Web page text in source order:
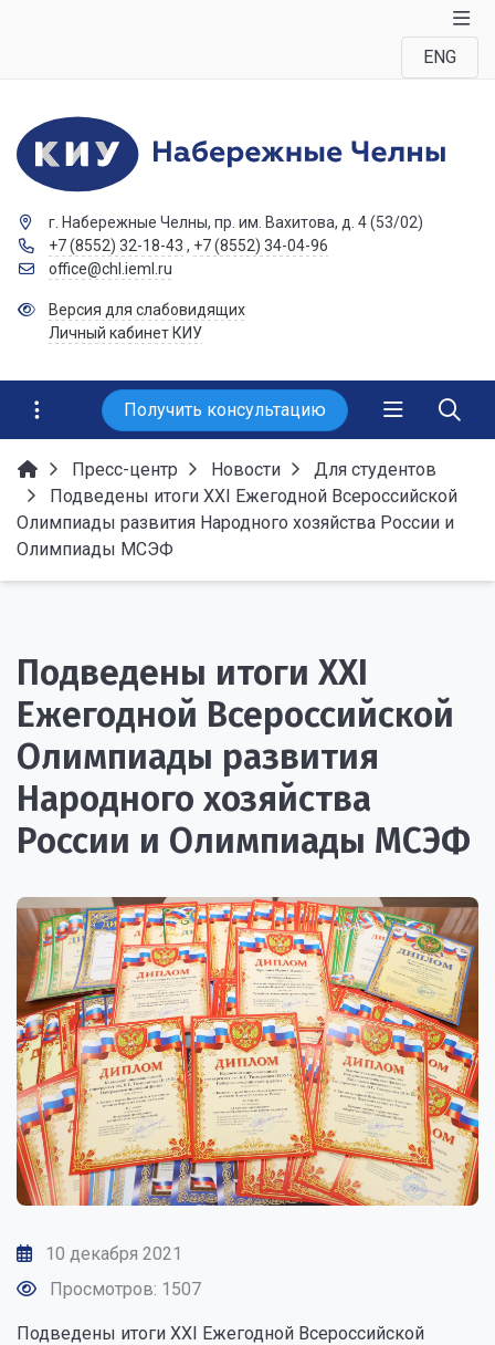
ENG
г. Набережные Челны, пр. им. Вахитова, д. 4 (53/02)
+7 (8552) 32-18-43 , +7 (8552) 34-04-96
office@chl.ieml.ru
Версия для слабовидящих
Личный кабинет КИУ
Получить консультацию
Пресс-центр Новости
Для студентов
Подведены итоги XXI Ежегодной Всероссийской
Олимпиады развития Народного хозяйства России и
Олимпиады МСЭФ
Подведены итоги XXI
Ежегодной Всероссийской
Олимпиады развития
Народного хозяйства
России и Олимпиады МСЭФ
10 декабря 2021
Просмотров: 1507
Подведены итоги XXI Ежегодной Всероссийской